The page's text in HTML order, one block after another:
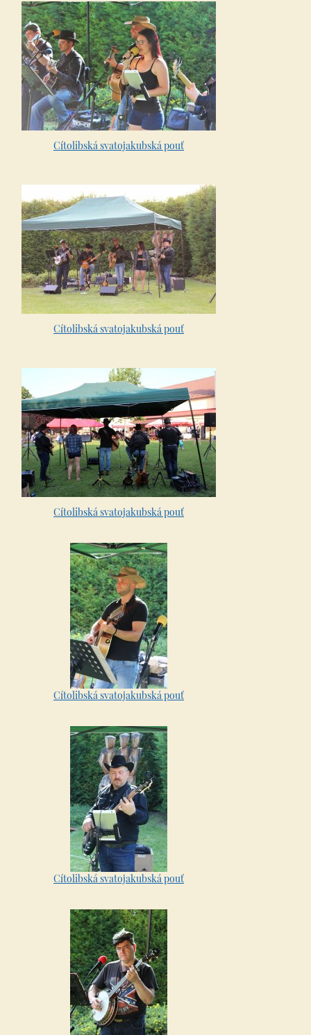
Cítolibská svatojakubská pouť
Cítolibská svatojakubská pouť
Cítolibská svatojakubská pouť
Cítolibská svatojakubská pouť
Cítolibská svatojakubská pouť